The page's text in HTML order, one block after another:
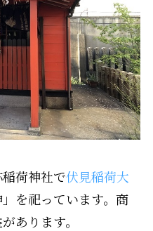
荷神社で伏見稲荷大
を祀っています。商
あります。